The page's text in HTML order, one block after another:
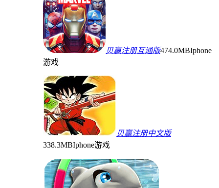
贝赢注册互通版474.0MBIphone
游戏
贝赢注册中文版
338.3MBIphone游戏